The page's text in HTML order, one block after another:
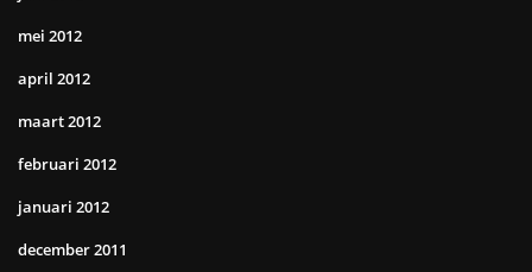
mei 2012
april 2012
maart 2012
februari 2012
januari 2012
december 2011